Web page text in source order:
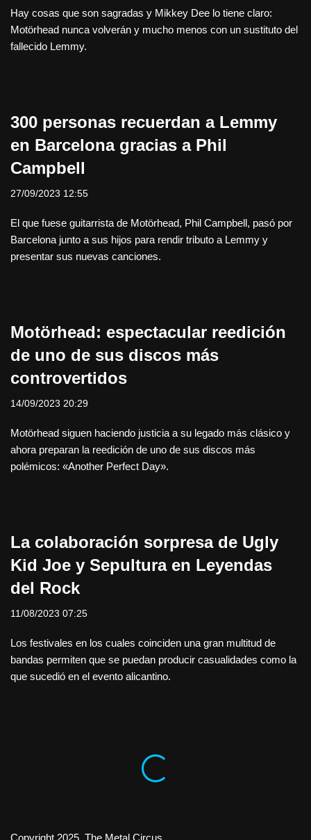
Hay cosas que son sagradas y Mikkey Dee lo tiene claro:
Motörhead nunca volverán y mucho menos con un sustituto del
fallecido Lemmy.
300 personas recuerdan a Lemmy
en Barcelona gracias a Phil
Campbell
27/09/2023 12:55
El que fuese guitarrista de Motörhead, Phil Campbell, pasó por
Barcelona junto a sus hijos para rendir tributo a Lemmy y
presentar sus nuevas canciones.
Motörhead: espectacular reedición
de uno de sus discos más
controvertidos
14/09/2023 20:29
Motörhead siguen haciendo justicia a su legado más clásico y
ahora preparan la reedición de uno de sus discos más
polémicos: «Another Perfect Day».
La colaboración sorpresa de Ugly
Kid Joe y Sepultura en Leyendas
del Rock
11/08/2023 07:25
Los festivales en los cuales coinciden una gran multitud de
bandas permiten que se puedan producir casualidades como la
que sucedió en el evento alicantino.
Copyright 2025. The Metal Circus